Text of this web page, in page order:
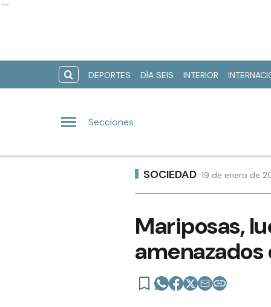
Ads
DEPORTES DÍA SEIS INTERIOR
Secciones
SOCIEDAD 19 de enero de
Mariposas,
amenazados